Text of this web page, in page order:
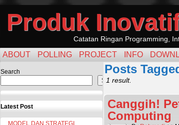
Produk
Catatan Ringan Programming,
ABOUT POLLING PROJECT INFO
Search
Search
Latest Post
MODEL DAN STRATEGI
Posts
1 result.
Canggih!
Computing